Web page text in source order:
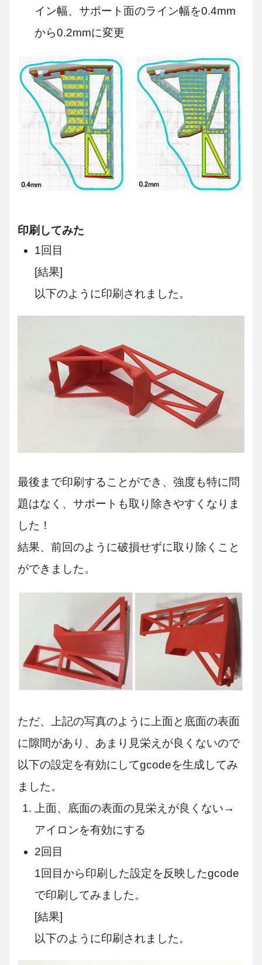
イン幅、サポート面のライン幅を0.4mm
から0.2mmに変更
印刷してみた
1回目
[結果]
以下のように印刷されました。
最後まで印刷することができ、強度も特に問
題はなく、サポートも取り除きやすくなりま
した！
結果、前回のように破損せずに取り除くこと
ができました。
ただ、上記の写真のように上面と底面の表面
に隙間があり、あまり見栄えが良くないので
以下の設定を有効にしてgcodeを生成してみ
ました。
上面、底面の表面の見栄えが良くない→
アイロンを有効にする
2回目
1回目から印刷した設定を反映したgcode
で印刷してみました。
[結果]
以下のように印刷されました。